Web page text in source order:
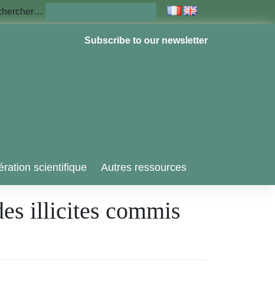
Subscribe to our newsletter
scientifique Autres ressources
illicites commis